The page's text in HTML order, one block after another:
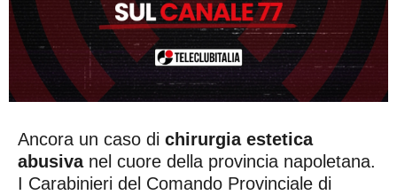
Ancora un caso di chirurgia estetica
abusivanel cuore della provincia napoletana.
I Carabinieri del Comando Provinciale di